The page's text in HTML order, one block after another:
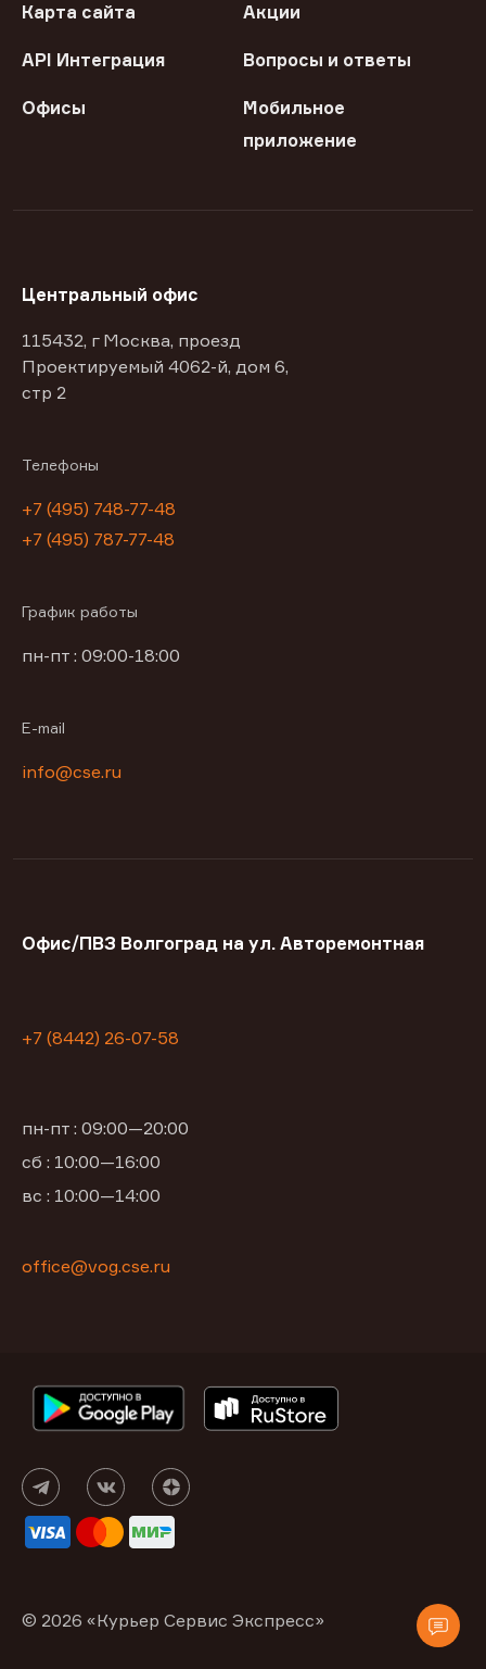
Карта сайта Акции
API Интеграция Вопросы и ответы
Офисы
Мобильное
приложение
Центральный офис
115432, г Москва, проезд
Проектируемый 4062-й, дом 6,
стр 2
Телефоны
+7 (495) 748-77-48
+7 (495) 787-77-48
График работы
пн-пт : 09:00-18:00
E-mail
info@cse.ru
Офис/ПВЗ Волгоград на ул. Авторемонтная
+7 (8442) 26-07-58
пн-пт : 09:00—20:00
сб : 10:00—16:00
вс : 10:00—14:00
office@vog.cse.ru
© 2026 «Курьер Сервис Экспресс»